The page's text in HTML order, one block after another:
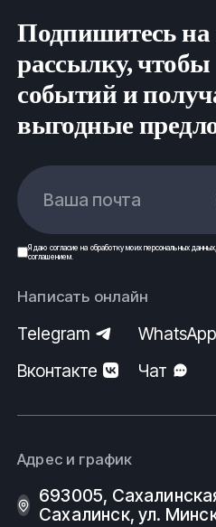
Подпишитесь
рассылку,
событий и
выгодные
Ваша почта
Я даю согласие на обработку моих персональных данных
соглашением.
Написать онлайн
Telegram
WhatsApp
Вконтакте
Чат
Адрес и график
693005,
Сахалинск, ул.